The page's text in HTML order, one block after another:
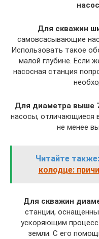
Для скважин
самовсасывающие
Использовать такое
малой глубине. Если
насосная станция
Для диаметра выше
насосы, отличающиеся
не менее
Читайте также:
колодце:
Для скважин
станции,
ускоряющим
земли. С его